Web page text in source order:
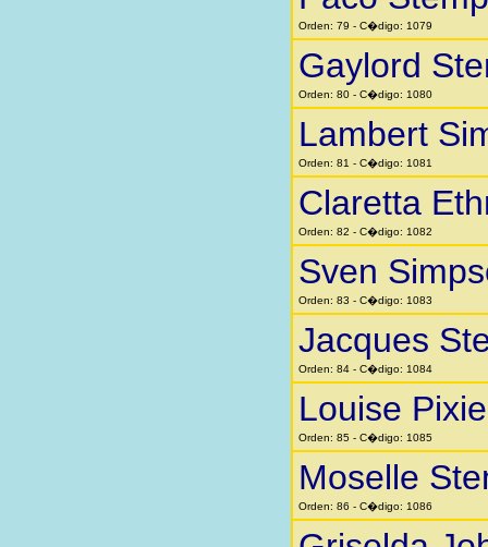
Orden: 79 - C�digo: 1079
Gaylord
Orden: 80 - C�digo: 1080
Lambert
Orden: 81 - C�digo: 1081
Claretta
Orden: 82 - C�digo: 1082
Sven
Orden: 83 - C�digo: 1083
Jacques
Orden: 84 - C�digo: 1084
Louise
Orden: 85 - C�digo: 1085
Moselle
Orden: 86 - C�digo: 1086